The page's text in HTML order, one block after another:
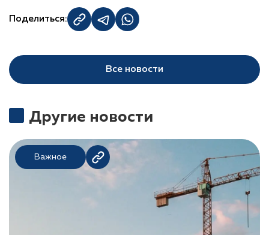
Поделиться:
Все новости
Другие новости
Важное